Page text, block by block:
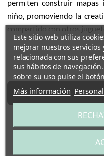
permiten construir mapas
niño, promoviendo la
compartido con otros
–
Este sitio web utiliza
mejorar nuestros
relacionada con sus
sus hábitos de
sobre su uso pulse el
Más información